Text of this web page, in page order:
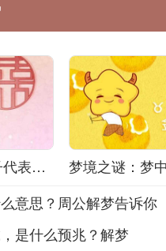
解梦：梦见仓子代表什么？
意思？周公解梦告诉你
是什么预兆？解梦